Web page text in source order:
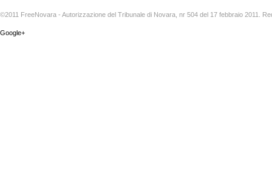
©2011 FreeNovara - Autorizzazione del Tribunale di Novara, nr 504 del 17 febbraio 2011.
Google+